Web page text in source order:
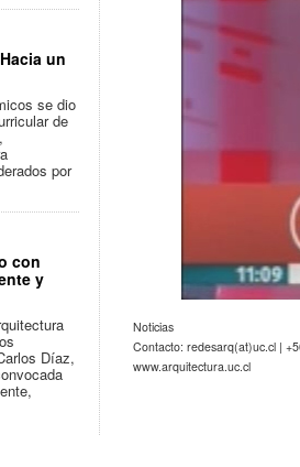
Noticias
Contacto: redesarq(at)uc.cl |
www.arquitectura.uc.cl
un
se dio
de
por
con
y
Díaz,